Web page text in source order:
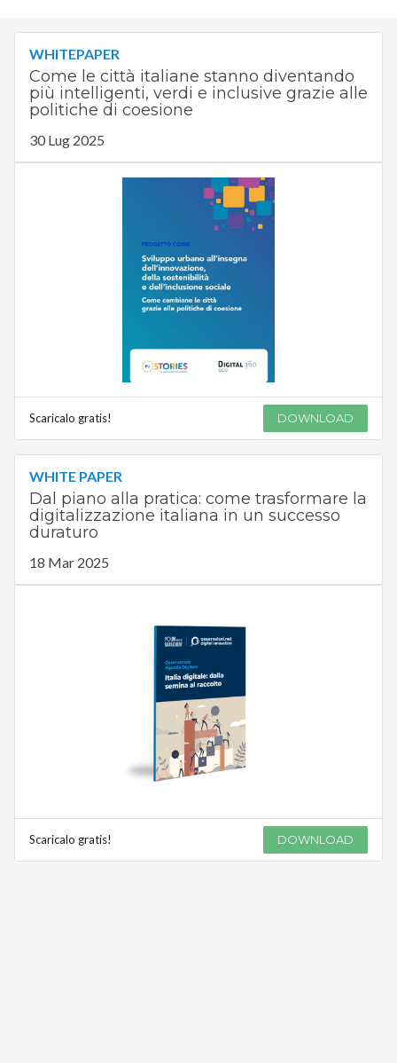
WHITEPAPER
Come le città italiane stanno diventando
più intelligenti, verdi e inclusive grazie alle
politiche di coesione
30 Lug 2025
Scaricalo gratis! DOWNLOAD
WHITE PAPER
Dal piano alla pratica: come trasformare la
digitalizzazione italiana in un successo
duraturo
18 Mar 2025
Scaricalo gratis! DOWNLOAD